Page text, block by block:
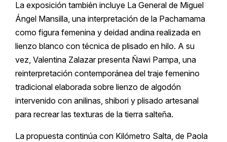
La exposición también incluye La General de Miguel
Ángel Mansilla, una interpretación de la Pachamama
como figura femenina y deidad andina realizada en
lienzo blanco con técnica de plisado en hilo. A su
vez, Valentina Zalazar presenta Ñawi Pampa, una
reinterpretación contemporánea del traje femenino
tradicional elaborada sobre lienzo de algodón
intervenido con anilinas, shibori y plisado artesanal
para recrear las texturas de la tierra salteña.
La propuesta continúa con Kilómetro Salta, de Paola